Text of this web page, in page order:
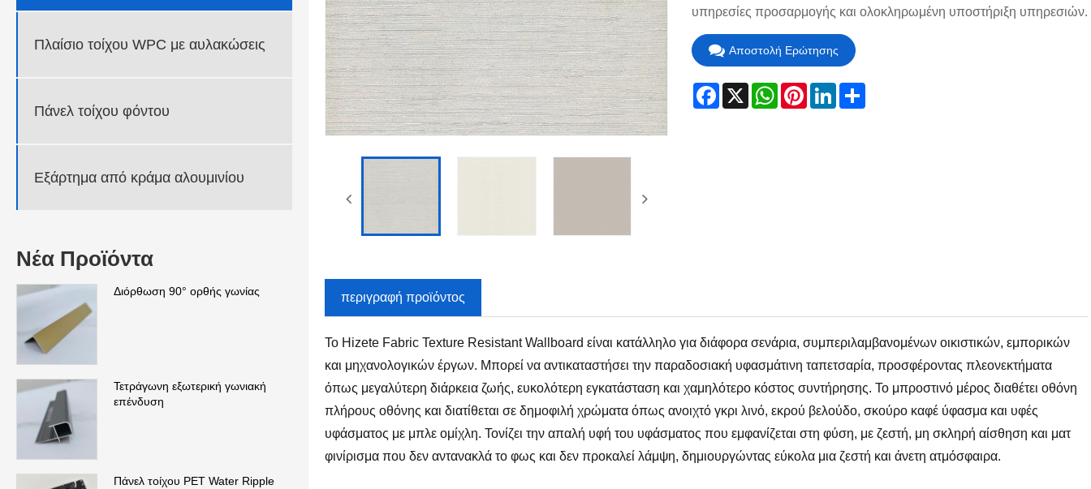
Πλαίσιο τοίχου WPC με αυλακώσεις
Πάνελ τοίχου φόντου
Εξάρτημα από κράμα αλουμινίου
Νέα Προϊόντα
Διόρθωση 90° ορθής γωνίας
Τετράγωνη εξωτερική γωνιακή
επένδυση
Πάνελ τοίχου PET Water Ripple
υπηρεσίες προσαρμογής και ολοκληρωμένη υποστήριξη υπηρεσιών.
Αποστολή Ερώτησης
Facebook
X WhatsApp
PinterestLinkedInShare
περιγραφή προϊόντος
Το Hizete Fabric Texture Resistant Wallboard είναι κατάλληλο για διάφορα σενάρια, συμπεριλαμβανομένων οικιστικών, εμπορικών
και μηχανολογικών έργων. Μπορεί να αντικαταστήσει την παραδοσιακή υφασμάτινη ταπετσαρία, προσφέροντας πλεονεκτήματα
όπως μεγαλύτερη διάρκεια ζωής, ευκολότερη εγκατάσταση και χαμηλότερο κόστος συντήρησης. Το μπροστινό μέρος διαθέτει οθόνη
πλήρους οθόνης και διατίθεται σε δημοφιλή χρώματα όπως ανοιχτό γκρι λινό, εκρού βελούδο, σκούρο καφέ ύφασμα και υφές
υφάσματος με μπλε ομίχλη. Τονίζει την απαλή υφή του υφάσματος που εμφανίζεται στη φύση, με ζεστή, μη σκληρή αίσθηση και ματ
φινίρισμα που δεν αντανακλά το φως και δεν προκαλεί λάμψη, δημιουργώντας εύκολα μια ζεστή και άνετη ατμόσφαιρα.